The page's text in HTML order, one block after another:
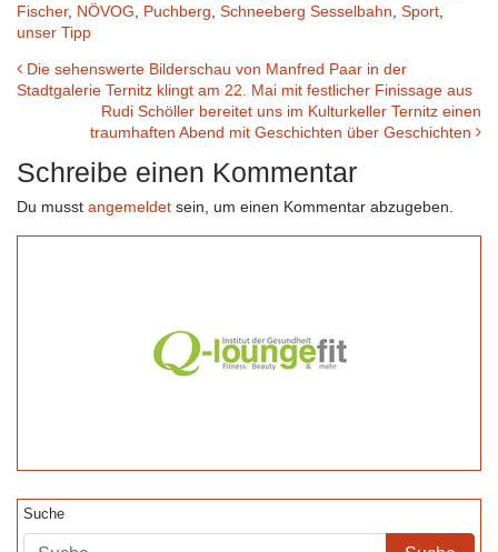
Fischer, NÖVOG Puchberg Schneeberg Sesselbahn Sport
unser Tipp
Beitrags-
Navigation
Die sehenswerte Bilderschau von Manfred Paar in der
Stadtgalerie Ternitz klingt am 22. Mai mit festlicher Finissage aus
Rudi Schöller bereitet uns im Kulturkeller Ternitz einen
traumhaften Abend mit Geschichten über Geschichten
Schreibe einen Kommentar
Du musst angemeldet sein, um einen Kommentar abzugeben.
Suche